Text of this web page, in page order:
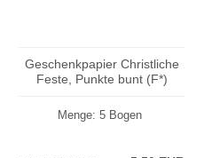
Geschenkpapier Christliche
Feste, Punkte bunt (F*)
Menge: 5 Bogen